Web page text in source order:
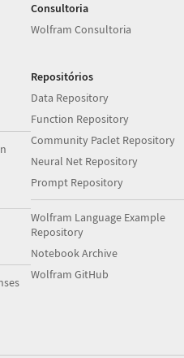
Consultoria
Wolfram Consultoria
Repositórios
Data Repository
Function Repository
Community Paclet Repository
Neural Net Repository
Prompt Repository
Wolfram Language Example
Repository
Notebook Archive
Wolfram GitHub